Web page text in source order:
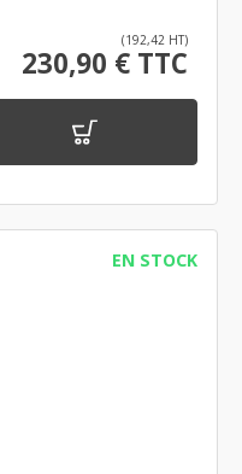
(192,42 HT)
230,90 € TTC
EN STOCK